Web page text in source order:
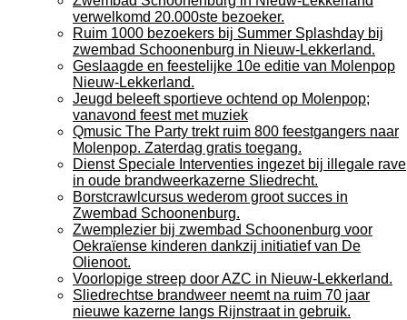
verwelkomd 20.000ste bezoeker.
Ruim 1000 bezoekers bij Summer Splashday bij
zwembad Schoonenburg in Nieuw-Lekkerland.
Geslaagde en feestelijke 10e editie van Molenpop
Nieuw-Lekkerland.
Jeugd beleeft sportieve ochtend op Molenpop;
vanavond feest met muziek
Qmusic The Party trekt ruim 800 feestgangers naar
Molenpop. Zaterdag gratis toegang.
Dienst Speciale Interventies ingezet bij illegale rave
in oude brandweerkazerne Sliedrecht.
Borstcrawlcursus wederom groot succes in
Zwembad Schoonenburg.
Zwemplezier bij zwembad Schoonenburg voor
Oekraïense kinderen dankzij initiatief van De
Olienoot.
Voorlopige streep door AZC in Nieuw-Lekkerland.
Sliedrechtse brandweer neemt na ruim 70 jaar
nieuwe kazerne langs Rijnstraat in gebruik.